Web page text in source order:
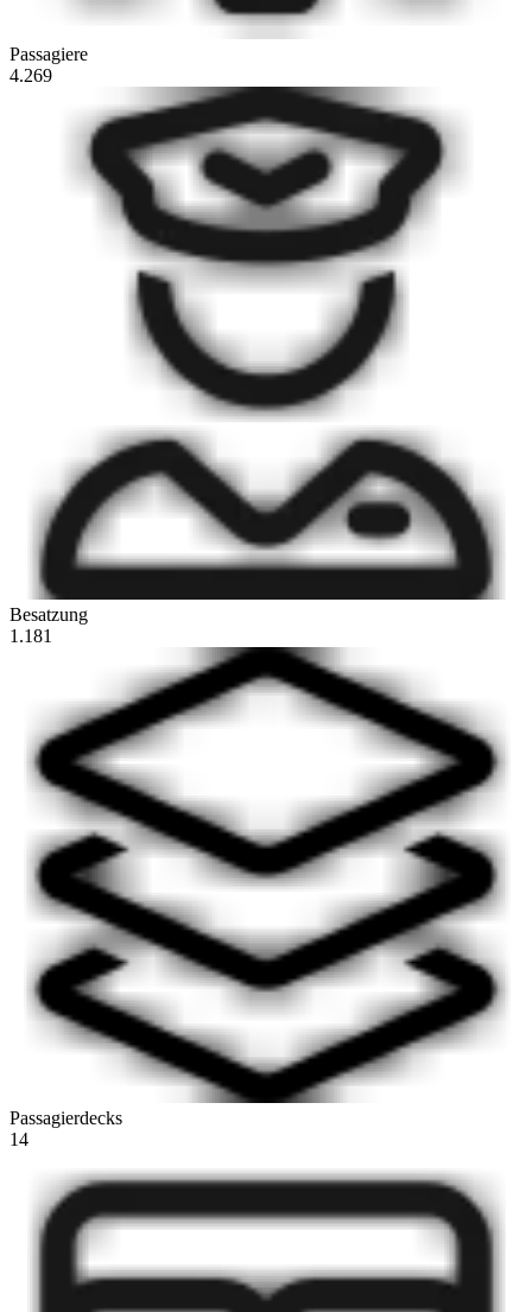
Passagiere
4.269
Besatzung
1.181
Passagierdecks
14